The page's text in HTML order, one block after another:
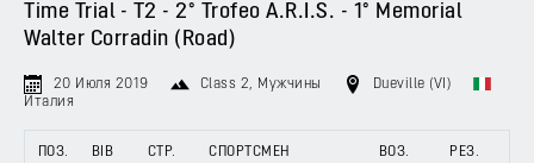
Time Trial - T2 - 2° Trofeo A.R.I.S. - 1° Memorial
Walter Corradin (Road)
20 Июля 2019 Class 2, Мужчины
Dueville (VI)
Италия
ПОЗ. BIB СТР. СПОРТСМЕН ВОЗ. РЕЗ.